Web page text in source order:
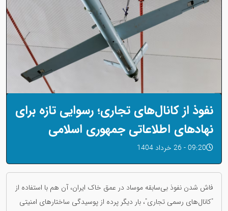
نفوذ از کانال‌های تجاری؛ رسوایی تازه برای
نهادهای اطلاعاتی جمهوری اسلامی
09:20 - 26 خرداد 1404
فاش شدن نفوذ بی‌سابقه موساد در عمق خاک ایران، آن‌ هم با استفاده از
"کانال‌های رسمی تجاری"، بار دیگر پرده از پوسیدگی ساختارهای امنیتی